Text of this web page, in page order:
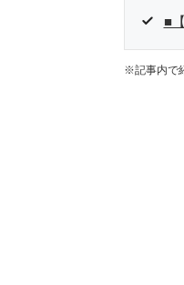
■
※記事内で